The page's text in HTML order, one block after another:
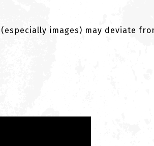
images) may deviate